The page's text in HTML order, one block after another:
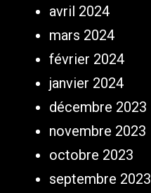
avril 2024
mars 2024
février 2024
janvier 2024
décembre 2023
novembre 2023
octobre 2023
septembre 2023